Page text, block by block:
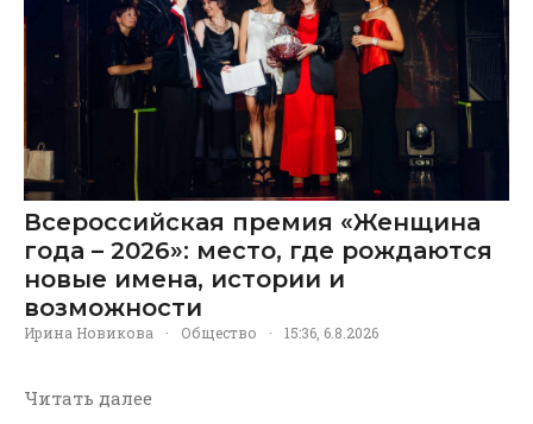
Всероссийская премия «Женщина
года – 2026»: место, где рождаются
новые имена, истории и
возможности
Ирина Новикова · Общество · 15:36, 6.8.2026
Читать далее